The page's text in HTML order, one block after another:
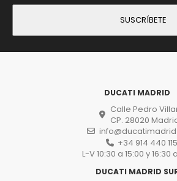
DUCATI MADRID
Calle Pedro
CP. 28020
+34 914 440 115
L-V 10:30 a 15:00 y 16:30
DUCATI MADRID